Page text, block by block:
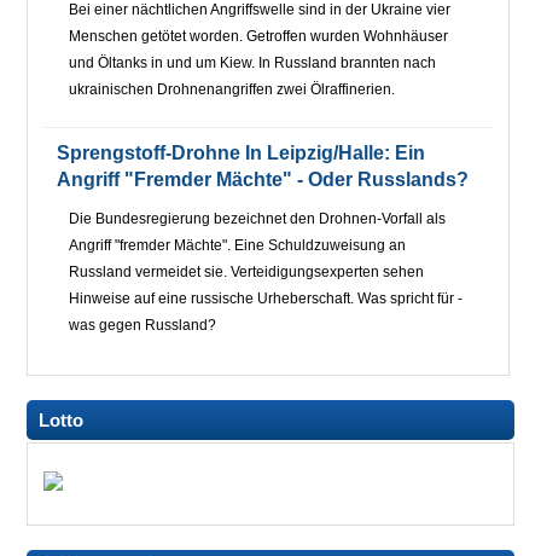
Bei einer nächtlichen Angriffswelle sind in der Ukraine vier
Menschen getötet worden. Getroffen wurden Wohnhäuser
und Öltanks in und um Kiew. In Russland brannten nach
ukrainischen Drohnenangriffen zwei Ölraffinerien.
Sprengstoff-Drohne In Leipzig/Halle: Ein
Angriff "fremder Mächte" - Oder Russlands?
Die Bundesregierung bezeichnet den Drohnen-Vorfall als
Angriff "fremder Mächte". Eine Schuldzuweisung an
Russland vermeidet sie. Verteidigungsexperten sehen
Hinweise auf eine russische Urheberschaft. Was spricht für -
was gegen Russland?
Lotto